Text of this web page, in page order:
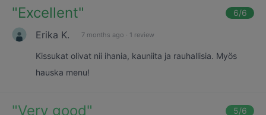
"Excellent" 6/6
Erika K. 7 months ago · 1 review
Kissukat olivat nii ihania, kauniita ja rauhallisia. Myös
hauska menu!
"Very good" 5/6